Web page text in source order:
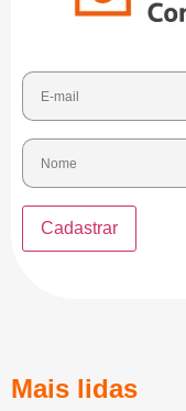
Mais lidas